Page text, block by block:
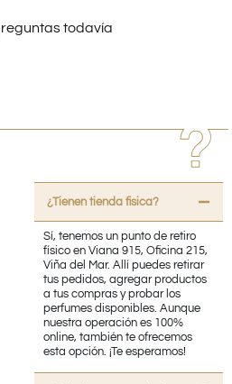
todavía
¿Tienen tienda fisica?
Sí, tenemos un punto de retiro
físico en Viana 915, Oficina 215,
Viña del Mar. Allí puedes retirar
tus pedidos, agregar productos
a tus compras y probar los
perfumes disponibles. Aunque
nuestra operación es 100%
online, también te ofrecemos
esta opción. ¡Te esperamos!